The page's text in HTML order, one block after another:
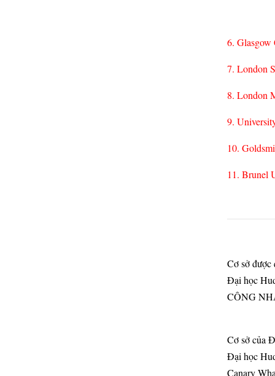
6. Glasgow
7. London
8. London
9.
10.
11. Brunel
Cơ sở được
Đại học
CÔNG
Cơ sở của
Đại học
Canary